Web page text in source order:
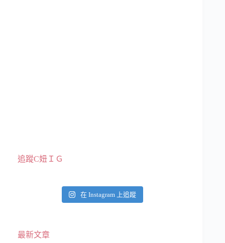
追蹤C妞ＩＧ
在 Instagram 上追蹤
最新文章